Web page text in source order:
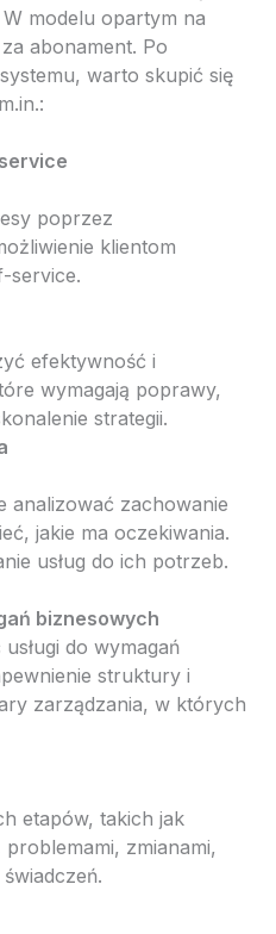
modelu opartym na
abonament. Po
warto skupić się
poprzez
klientom
service.
efektywność i
wymagają poprawy,
strategii.
analizować zachowanie
jakie ma oczekiwania.
usług do ich potrzeb.
biznesowych
do wymagań
struktury i
zarządzania, w których
etapów, takich jak
zmianami,